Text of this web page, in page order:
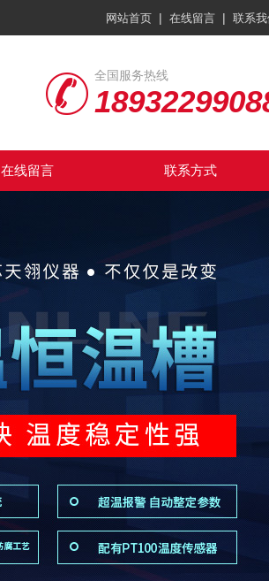
网站首页 | 在线留言 | 联系
全国服务热线
在线留言 联系方式